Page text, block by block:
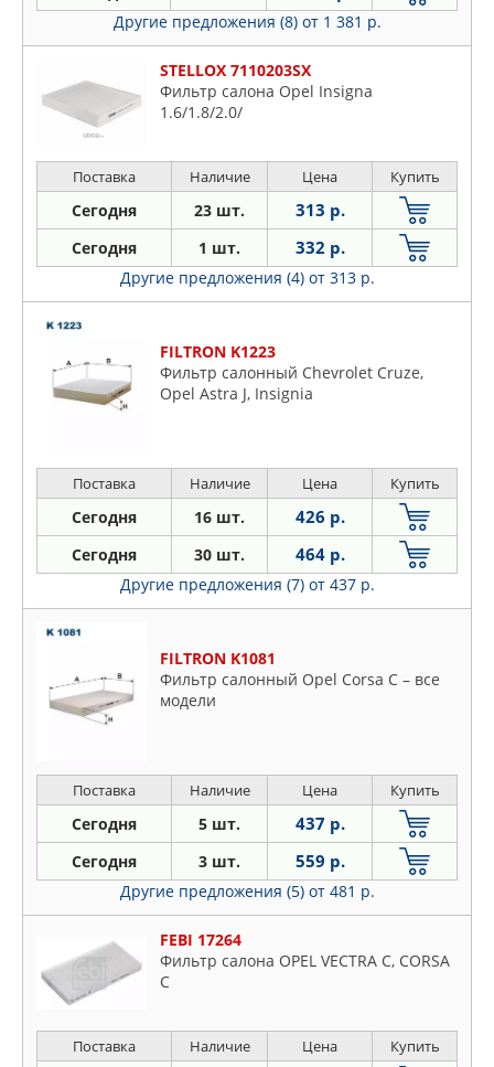
UFI
ZEKKERT
Другие предложения (8) от 1 381 р.
STELLOX 7110203SX
Фильтр салона Opel Insigna
1.6/1.8/2.0/
Поставка Наличие Цена Купить
Сегодня 23 шт. 313 р.
Сегодня 1 шт. 332 р.
Другие предложения (4) от 313 р.
FILTRON K1223
Фильтр салонный Chevrolet Cruze,
Opel Astra J, Insignia
Поставка Наличие Цена Купить
Сегодня 16 шт. 426 р.
Сегодня 30 шт. 464 р.
Другие предложения (7) от 437 р.
FILTRON K1081
Фильтр салонный Opel Corsa C – все
модели
Поставка Наличие Цена Купить
Сегодня 5 шт. 437 р.
Сегодня 3 шт. 559 р.
Другие предложения (5) от 481 р.
FEBI 17264
Фильтр салона OPEL VECTRA C, CORSA
C
Поставка Наличие Цена Купить